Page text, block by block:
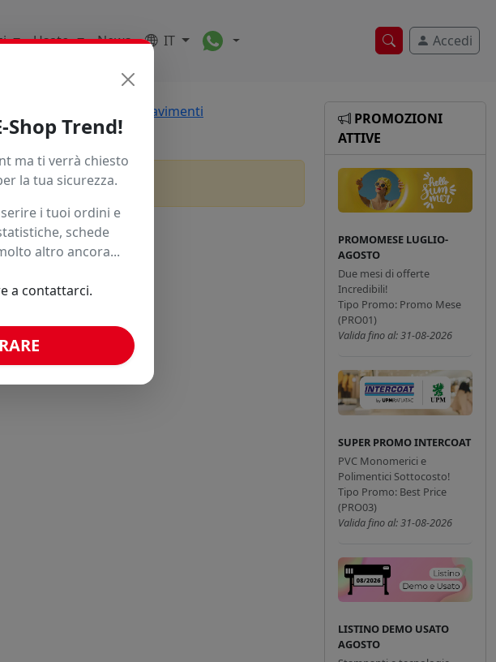
Ricerca veloce
Accedi
Usato News IT Toggle Dropdown
Decorazione Pavimenti
PROMOZIONI
ATTIVE
PROMOMESE LUGLIO-
AGOSTO
Due mesi di offerte
Incredibili!
Tipo Promo: Promo Mese
(PRO01)
Valida fino al: 31-08-2026
SUPER PROMO INTERCOAT
PVC Monomerici e
Polimentici Sottocosto!
Tipo Promo: Best Price
(PRO03)
Valida fino al: 31-08-2026
LISTINO DEMO USATO
AGOSTO
Trend!
ma ti verrà chiesto
la tua sicurezza.
i tuoi ordini e
schede
altro ancora...
a contattarci.